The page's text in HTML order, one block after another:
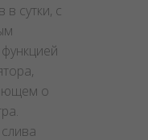
сутки, с
о